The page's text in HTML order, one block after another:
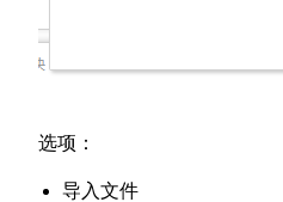
选项：
导入文件